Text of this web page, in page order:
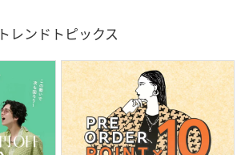
トレンドトピックス